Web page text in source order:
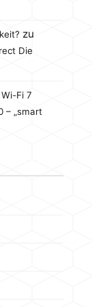
zu
Die
Fi 7
– „smart